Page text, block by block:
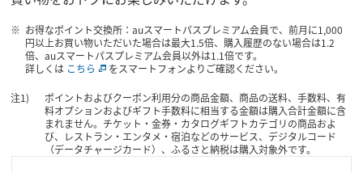
お得なポイント交換所：auスマートパスプレミアム会員で、前月に1,000
円以上お買い物いただいた場合は最大1.5倍、購入履歴のない場合は1.2
倍、auスマートパスプレミアム会員以外は1.1倍です。
詳しくは こちら をスマートフォンよりご確認ください。
ポイントおよびクーポン利用分の商品金額、商品の送料、手数料、有
料オプションおよびギフト手数料に相当する金額は購入合計金額に含
まれません。チケット・金券・カタログギフトカテゴリの商品およ
び、レストラン・エンタメ・宿泊などのサービス、デジタルコード
（データチャージカード）、ふるさと納税は購入対象外です。